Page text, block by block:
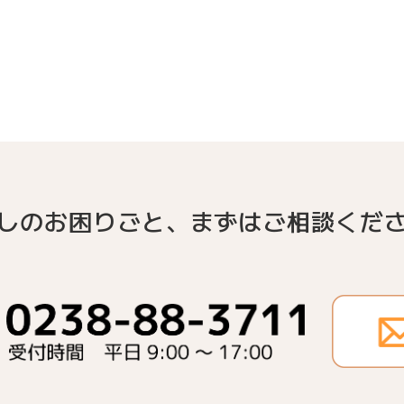
のお困りごと、 まずはご相談くだ